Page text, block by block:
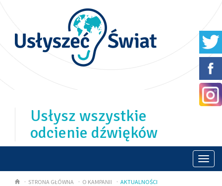
Usłysz wszystkie
odcienie dźwięków
STRONA GŁÓWNA O KAMPANII AKTUALNOŚCI